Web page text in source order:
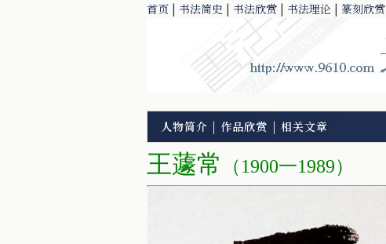
首页 | 书法简史 | 书法欣赏 | 书法理论 | 篆刻欣赏
人物简介 | 作品欣赏 | 相关文章
王蘧常 （1900一1989）